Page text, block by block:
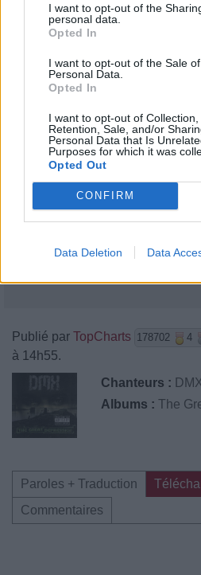
I want to opt-out of the
personal data.
Opted In
I want to opt-out of the Sale
Personal Data.
Opted In
I want to opt-out of Collection,
Retention, Sale, and/or
Personal Data that Is
Purposes for which it was
Opted Out
CONFIRM
Data Deletion Data
Publié par TopCharts 178702 4
à 14h55.
Chanteurs :
Albums : The
Paroles + Traduction
Commentaires